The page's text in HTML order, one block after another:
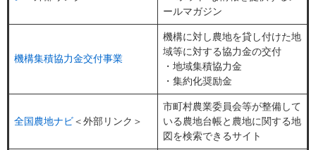
ールマガジン
機構集積協力金交付事業
機構に対し農地を貸し付けた地
域等に対する協力金の交付
・地域集積協力金
・集約化奨励金
全国農地ナビ＜外部リンク＞
市町村農業委員会等が整備して
いる農地台帳と農地に関する地
図を検索できるサイト